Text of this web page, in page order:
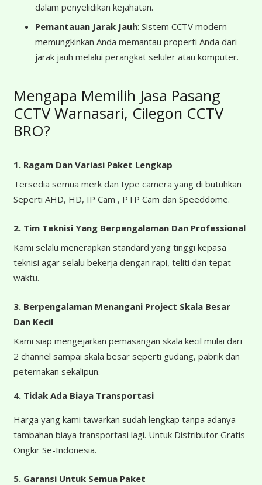
dalam penyelidikan kejahatan.
Pemantauan Jarak Jauh: Sistem CCTV modern
memungkinkan Anda memantau properti Anda dari
jarak jauh melalui perangkat seluler atau komputer.
Mengapa Memilih Jasa Pasang
CCTV Warnasari, Cilegon CCTV
BRO?
1. Ragam Dan Variasi Paket Lengkap
Tersedia semua merk dan type camera yang di butuhkan
Seperti AHD, HD, IP Cam , PTP Cam dan Speeddome.
2. Tim Teknisi Yang Berpengalaman Dan Professional
Kami selalu menerapkan standard yang tinggi kepasa
teknisi agar selalu bekerja dengan rapi, teliti dan tepat
waktu.
3. Berpengalaman Menangani Project Skala Besar
Dan Kecil
Kami siap mengejarkan pemasangan skala kecil mulai dari
2 channel sampai skala besar seperti gudang, pabrik dan
peternakan sekalipun.
4. Tidak Ada Biaya Transportasi
Harga yang kami tawarkan sudah lengkap tanpa adanya
tambahan biaya transportasi lagi. Untuk Distributor Gratis
Ongkir Se-Indonesia.
5. Garansi Untuk Semua Paket